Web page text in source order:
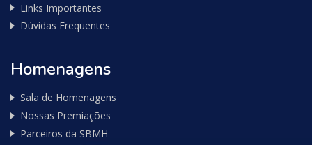
Links Importantes
Dúvidas Frequentes
Homenagens
Sala de Homenagens
Nossas Premiações
Parceiros da SBMH